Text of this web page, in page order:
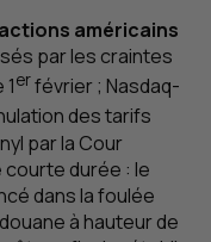
américains
par les craintes
erfévrier ; Nasdaq-
des tarifs
par la Cour
courte durée : le
dans la foulée
à hauteur de